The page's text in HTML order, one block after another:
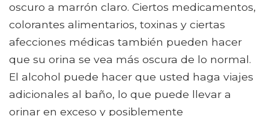
oscuro a marrón claro. Ciertos medicamentos,
colorantes alimentarios, toxinas y ciertas
afecciones médicas también pueden hacer
que su orina se vea más oscura de lo normal.
El alcohol puede hacer que usted haga viajes
adicionales al baño, lo que puede llevar a
orinar en exceso y posiblemente